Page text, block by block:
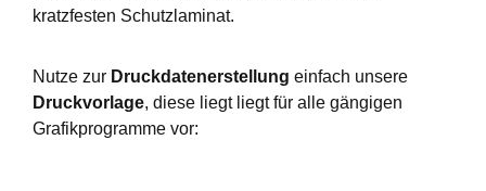
kratzfesten Schutzlaminat.
Nutze zur Druckdatenerstellung einfach unsere
Druckvorlage, diese liegt liegt für alle gängigen
Grafikprogramme vor: